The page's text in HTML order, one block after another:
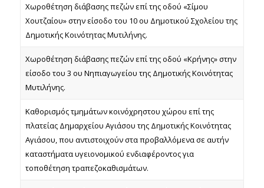
Χωροθέτηση διάβασης πεζών επί της οδού «Σίμου
Χουτζαίου» στην είσοδο του 10 ου Δημοτικού Σχολείου της
Δημοτικής Κοινότητας Μυτιλήνης.
Χωροθέτηση διάβασης πεζών επί της οδού «Κρήνης» στην
είσοδο του 3 ου Νηπιαγωγείου της Δημοτικής Κοινότητας
Μυτιλήνης.
Καθορισμός τμημάτων κοινόχρηστου χώρου επί της
πλατείας Δημαρχείου Αγιάσου της Δημοτικής Κοινότητας
Αγιάσου, που αντιστοιχούν στα προβαλλόμενα σε αυτήν
καταστήματα υγειονομικού ενδιαφέροντος για
τοποθέτηση τραπεζοκαθισμάτων.